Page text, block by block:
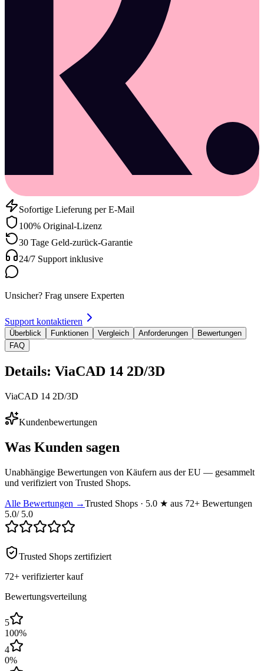
Sofortige Lieferung per E-Mail
100% Original-Lizenz
30 Tage Geld-zurück-Garantie
24/7 Support inklusive
Unsicher? Frag unsere Experten
Support kontaktieren
Überblick Funktionen Vergleich Anforderungen
Bewertungen
FAQ
Details: ViaCAD 14 2D/3D
ViaCAD 14 2D/3D
Kundenbewertungen
Was Kunden sagen
Unabhängige Bewertungen von Käufern aus der EU — gesammelt
und verifiziert von Trusted Shops.
Alle Bewertungen →Trusted Shops · 5.0 ★ aus 72+ Bewertungen
5.0/ 5.0
Trusted Shops zertifiziert
72+ verifizierter kauf
Bewertungsverteilung
5
100%
4
0%